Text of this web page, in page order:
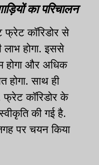
का परिचालन
कॉरिडोर से
होगा. इससे
होगा और अधिक
होगा. साथ ही
फ्रेट कॉरिडोर के
की गई है.
पर चयन किया